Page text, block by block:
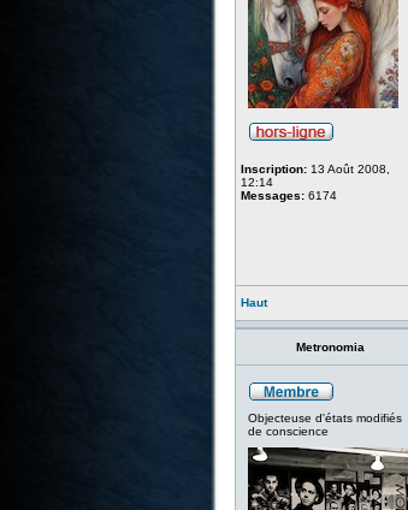
Inscription:13 Août 2008,
12:14
Messages:6174
Haut
Metronomia
Objecteuse d'états modifiés
de conscience